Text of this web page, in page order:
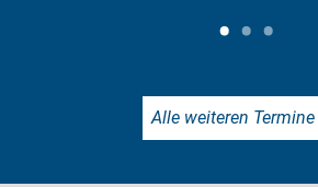
Alle weiteren Termine